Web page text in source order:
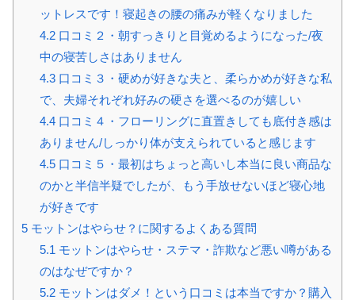
ットレスです！寝起きの腰の痛みが軽くなりました
4.2口コミ２・朝すっきりと目覚めるようになった/夜
中の寝苦しさはありません
4.3口コミ３・硬めが好きな夫と、柔らかめが好きな私
で、夫婦それぞれ好みの硬さを選べるのが嬉しい
4.4口コミ４・フローリングに直置きしても底付き感は
ありません/しっかり体が支えられていると感じます
4.5口コミ５・最初はちょっと高いし本当に良い商品な
のかと半信半疑でしたが、もう手放せないほど寝心地
が好きです
5 モットンはやらせ？に関するよくある質問
5.1 モットンはやらせ・ステマ・詐欺など悪い噂がある
のはなぜですか？
5.2モットンはダメ！という口コミは本当ですか？購入